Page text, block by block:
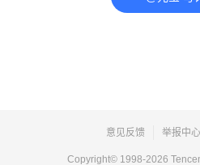
意见反馈 举报中心
Copyright© 1998-2026